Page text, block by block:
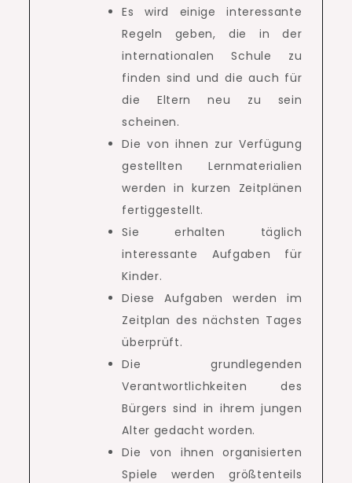
Es wird einige interessante
Regeln geben, die in der
internationalen Schule zu
finden sind und die auch für
die Eltern neu zu sein
scheinen.
Die von ihnen zur Verfügung
gestellten Lernmaterialien
werden in kurzen Zeitplänen
fertiggestellt.
Sie erhalten täglich
interessante Aufgaben für
Kinder.
Diese Aufgaben werden im
Zeitplan des nächsten Tages
überprüft.
Die grundlegenden
Verantwortlichkeiten des
Bürgers sind in ihrem jungen
Alter gedacht worden.
Die von ihnen organisierten
Spiele werden größtenteils